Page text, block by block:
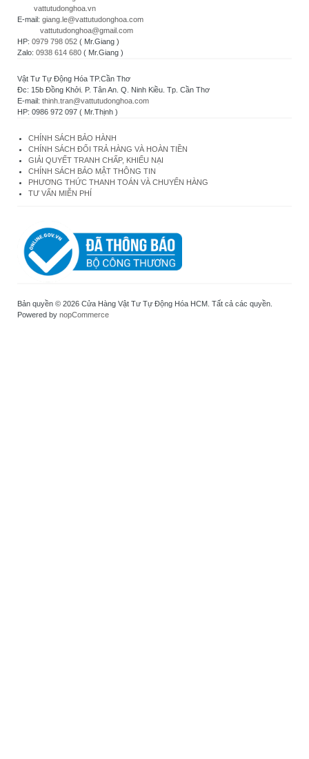
vattutudonghoa.vn
E-mail: giang.le@vattutudonghoa.com
vattutudonghoa@gmail.com
HP: 0979 798 052 ( Mr.Giang )
Zalo: 0938 614 680 ( Mr.Giang )
Vật Tư Tự Động Hóa TP.Cần Thơ
Đc: 15b Đồng Khởi. P. Tân An. Q. Ninh Kiều. Tp. Cần Thơ
E-mail: thinh.tran@vattutudonghoa.com
HP: 0986 972 097 ( Mr.Thịnh )
CHÍNH SÁCH BẢO HÀNH
CHÍNH SÁCH ĐỔI TRẢ HÀNG VÀ HOÀN TIỀN
GIẢI QUYẾT TRANH CHẤP, KHIẾU NẠI
CHÍNH SÁCH BẢO MẬT THÔNG TIN
PHƯƠNG THỨC THANH TOÁN VÀ CHUYỂN HÀNG
TƯ VẤN MIỄN PHÍ
Bản quyền © 2026 Cửa Hàng Vật Tư Tự Động Hóa HCM. Tất cả các quyền.
Powered by nopCommerce